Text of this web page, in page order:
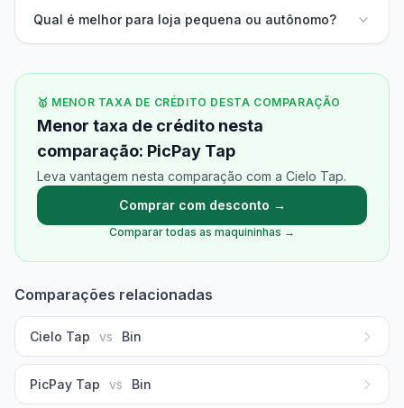
Qual é melhor para loja pequena ou autônomo?
🥇 MENOR TAXA DE CRÉDITO DESTA COMPARAÇÃO
Menor taxa de crédito nesta
comparação: PicPay Tap
Leva vantagem nesta comparação com a Cielo Tap.
Comprar com desconto →
Comparar todas as maquininhas →
Comparações relacionadas
Cielo Tap vs Bin
PicPay Tap vs Bin